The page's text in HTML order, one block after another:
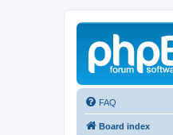
FAQ
Board index